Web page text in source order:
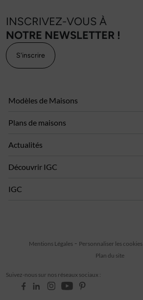
INSCRIVEZ-VOUS À
NOTRE NEWSLETTER !
S'inscrire
Modèles de Maisons
Plans de maisons
Actualités
Découvrir IGC
IGC
Suivez-nous sur nos réseaux sociaux :
Mentions Légales Personnaliser les cookies
Plan du site